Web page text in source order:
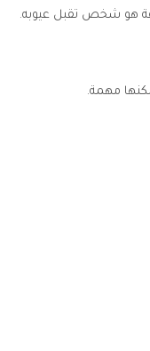
هو شخص تقبل عيوبه.
مهمة.